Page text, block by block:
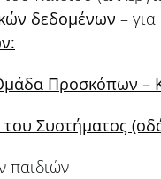
δεδομένων –
Προσκόπων –
Συστήματος
παιδιών